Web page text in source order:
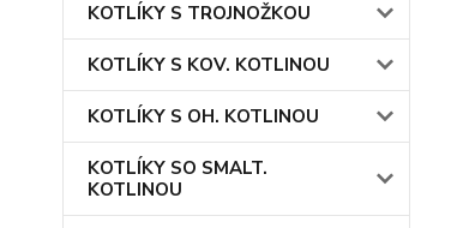
KOTLÍKY S TROJNOŽKOU
KOTLÍKY S KOV. KOTLINOU
KOTLÍKY S OH. KOTLINOU
KOTLÍKY SO SMALT.
KOTLINOU